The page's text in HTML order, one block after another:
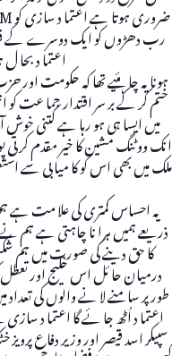
رب دھڑوں کو ایک دوسرے کے
اعتما د بحا
ہونا یہ چا ہئیے تھا کہ حکومت
ختم کر کے بر سر اقتدار جما عت
میں ایسا ہی ہو رہا ہے کتنی خوش
انک ووٹنگ مشین کا خیر مقدم کر
ملک میں بھی اس کو کا میا بی سے
یہ احساس کمتری کی علا مت ہے
ذریعے ہمیں ہرا نا چاہتی ہے ہم
کا حق دینے کی صورت میں ہم
درمیان حا ئل اس خلیج اور تعطل
طور پر سامنے لا نے والوں کی
اعتما د اُٹھ جا ئے گا اعتما د
سپیکر اسد قیصر اور وزیر دفاع